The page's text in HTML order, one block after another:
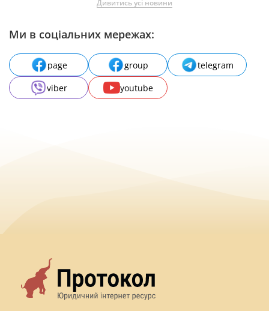
Дивитись усі новини
Ми в соціальних мережах:
page group
telegram
viber
youtube